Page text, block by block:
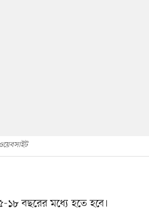
১৮ বছরের মধ্যে হতে হবে।